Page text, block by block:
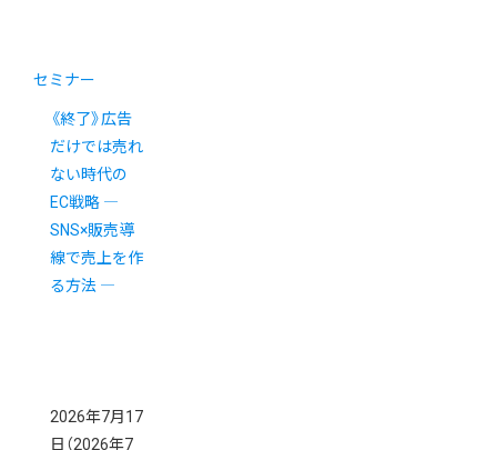
セミナー
《終了》広告
だけでは売れ
ない時代の
EC戦略 ―
SNS×販売導
線で売上を作
る方法 ―
2026年7月17
日 （2026年7